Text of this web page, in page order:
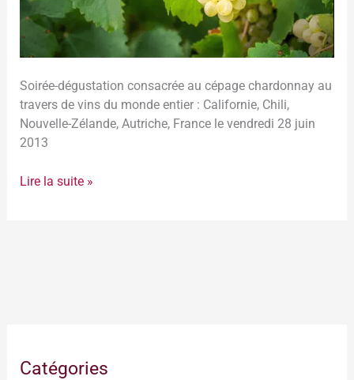
Soirée-dégustation consacrée au cépage chardonnay au
travers de vins du monde entier : Californie, Chili,
Nouvelle-Zélande, Autriche, France le vendredi 28 juin
2013
Lire la suite »
Catégories